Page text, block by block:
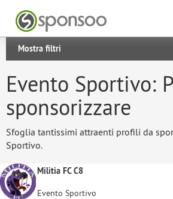
Mostra filtri
Evento Sportivo:
sponsorizzare
Sfoglia tantissimi attraenti profili da
Sportivo.
Militia FC C8
Evento Sportivo